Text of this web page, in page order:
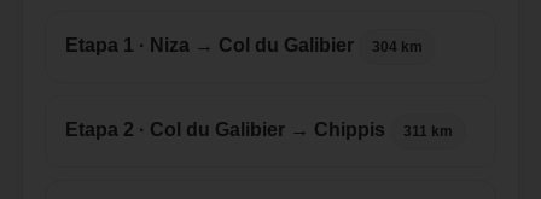
Etapa 1 · Niza → Col du Galibier 304 km
Etapa 2 · Col du Galibier → Chippis 311 km